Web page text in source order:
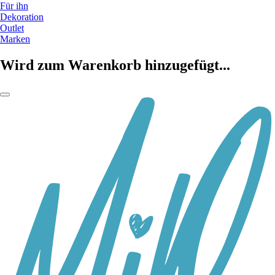
Für ihn
Dekoration
Outlet
Marken
Wird zum Warenkorb hinzugefügt...